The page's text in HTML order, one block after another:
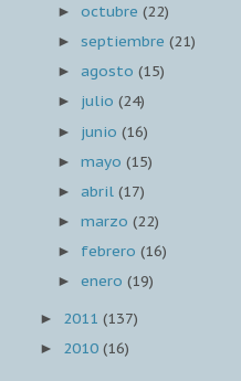
►octubre(22)
►septiembre(21)
►agosto(15)
► julio(24)
► junio(16)
►mayo(15)
►abril(17)
►marzo(22)
► febrero(16)
►enero(19)
► 2011 (137)
► 2010 (16)